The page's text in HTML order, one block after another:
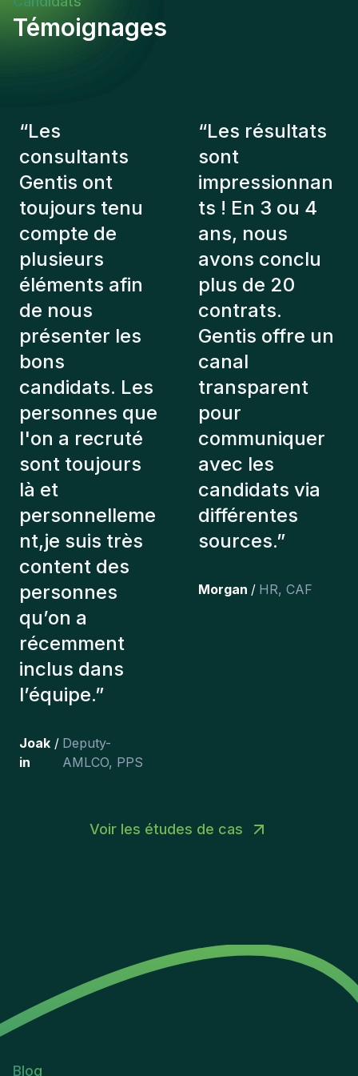
cross-functional teams and HR
partnersAdaptability and resilience in navigating
influences business outcomes and employee
experience. Success in this position is measured
by your ability to translate business challenges
into effective HR solutions and to develop leaders
who drive sustainable organizational performance.
Témoignages
“Les
consultants
Gentis ont
toujours tenu
compte de
plusieurs
éléments afin
de nous
présenter les
bons
candidats. Les
personnes que
l'on a recruté
sont toujours
là et
personnelleme
nt,je suis très
content des
personnes
qu’on a
récemment
inclus dans
l’équipe.”
Joak
in
/ Deputy-
AMLCO, PPS
“Les résultats
sont
impressionnan
ts ! En 3 ou 4
ans, nous
avons conclu
plus de 20
contrats.
Gentis offre un
canal
transparent
pour
communiquer
avec les
candidats via
différentes
sources.”
Morgan / HR, CAF
Voir les études de cas
Blog